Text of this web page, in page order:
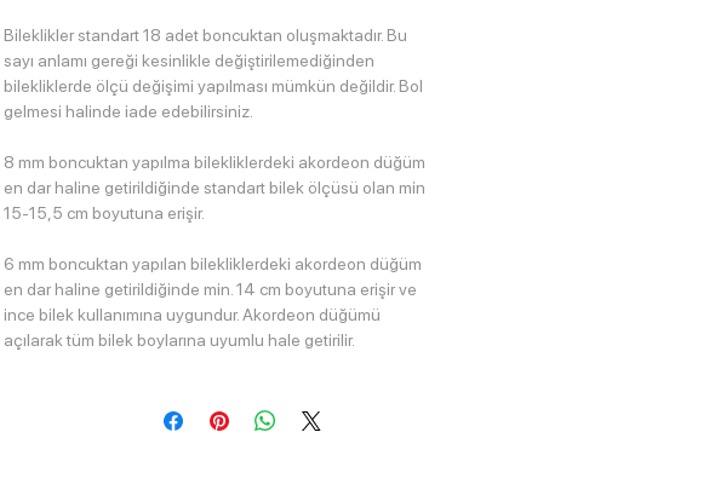
Bileklikler standart 18 adet boncuktan oluşmaktadır. Bu
sayı anlamı gereği kesinlikle değiştirilemediğinden
bilekliklerde ölçü değişimi yapılması mümkün değildir. Bol
gelmesi halinde iade edebilirsiniz.
8 mm boncuktan yapılma bilekliklerdeki akordeon düğüm
en dar haline getirildiğinde standart bilek ölçüsü olan min
15-15,5 cm boyutuna erişir.
6 mm boncuktan yapılan bilekliklerdeki akordeon düğüm
en dar haline getirildiğinde min. 14 cm boyutuna erişir ve
ince bilek kullanımına uygundur. Akordeon düğümü
açılarak tüm bilek boylarına uyumlu hale getirilir.